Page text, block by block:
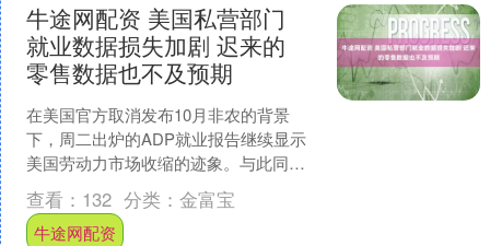
牛途网配资 美国私营部门
就业数据损失加剧 迟来的
零售数据也不及预期
在美国官方取消发布10月非农的背景
下，周二出炉的ADP就业报告继续显示
美国劳动力市场收缩的迹象。与此同
时，迟来的9月零售销售数据也不及预
期，一同叩响美国经济的警....
查看： 132 分类： 金富宝
牛途网配资